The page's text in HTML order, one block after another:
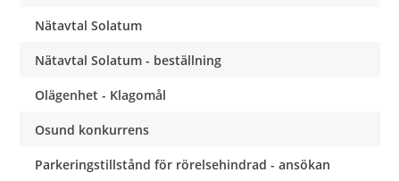
Nätavtal Solatum
Nätavtal Solatum - beställning
Olägenhet - Klagomål
Osund konkurrens
Parkeringstillstånd för rörelsehindrad - ansökan